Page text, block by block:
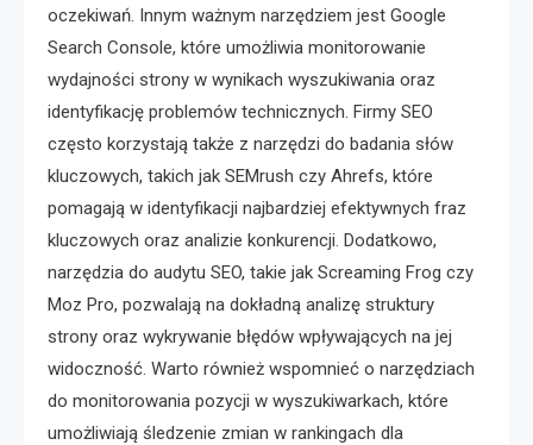
oczekiwań. Innym ważnym narzędziem jest Google
Search Console, które umożliwia monitorowanie
wydajności strony w wynikach wyszukiwania oraz
identyfikację problemów technicznych. Firmy SEO
często korzystają także z narzędzi do badania słów
kluczowych, takich jak SEMrush czy Ahrefs, które
pomagają w identyfikacji najbardziej efektywnych fraz
kluczowych oraz analizie konkurencji. Dodatkowo,
narzędzia do audytu SEO, takie jak Screaming Frog czy
Moz Pro, pozwalają na dokładną analizę struktury
strony oraz wykrywanie błędów wpływających na jej
widoczność. Warto również wspomnieć o narzędziach
do monitorowania pozycji w wyszukiwarkach, które
umożliwiają śledzenie zmian w rankingach dla